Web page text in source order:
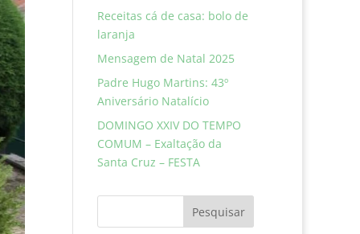
Receitas cá de casa: bolo de
laranja
Mensagem de Natal 2025
Padre Hugo Martins: 43º
Aniversário Natalício
DOMINGO XXIV DO TEMPO
COMUM – Exaltação da
Santa Cruz – FESTA
Pesquisar